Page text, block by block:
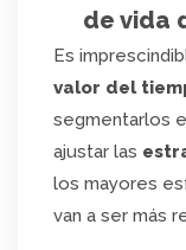
de vida
Es
valor del
segmentarlos
ajustar las
los mayores
van a ser más